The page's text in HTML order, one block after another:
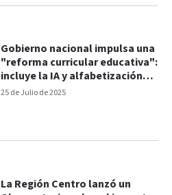
25 de Julio de 2025
Gobierno nacional impulsa una
"reforma curricular educativa":
incluye la IA y alfabetización
financiera
La Región Centro lanzó un